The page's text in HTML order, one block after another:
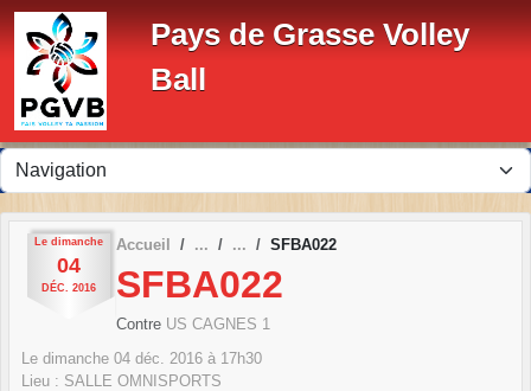
Pays de Grasse Volley
Ball
Le dimanche
04
DÉC. 2016
Accueil SFBA022
SFBA022
Contre US CAGNES 1
Le dimanche 04 déc. 2016 à 17h30
Lieu : SALLE OMNISPORTS
Panneau de gestion des cookies